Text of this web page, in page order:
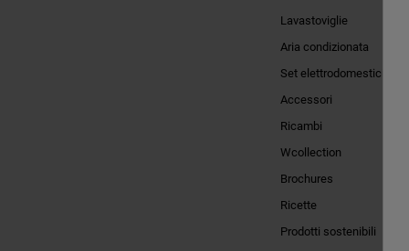
Lavastoviglie
Aria condizionata
Set elettrodomestici
Accessori
Ricambi
Wcollection
Brochures
Ricette
Prodotti sostenibili